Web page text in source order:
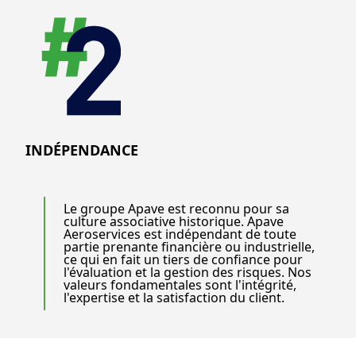
INDÉPENDANCE
Le groupe Apave est reconnu pour sa
culture associative historique. Apave
Aeroservices est indépendant de toute
partie prenante financière ou industrielle,
ce qui en fait un tiers de confiance pour
l'évaluation et la gestion des risques. Nos
valeurs fondamentales sont l'intégrité,
l'expertise et la satisfaction du client.